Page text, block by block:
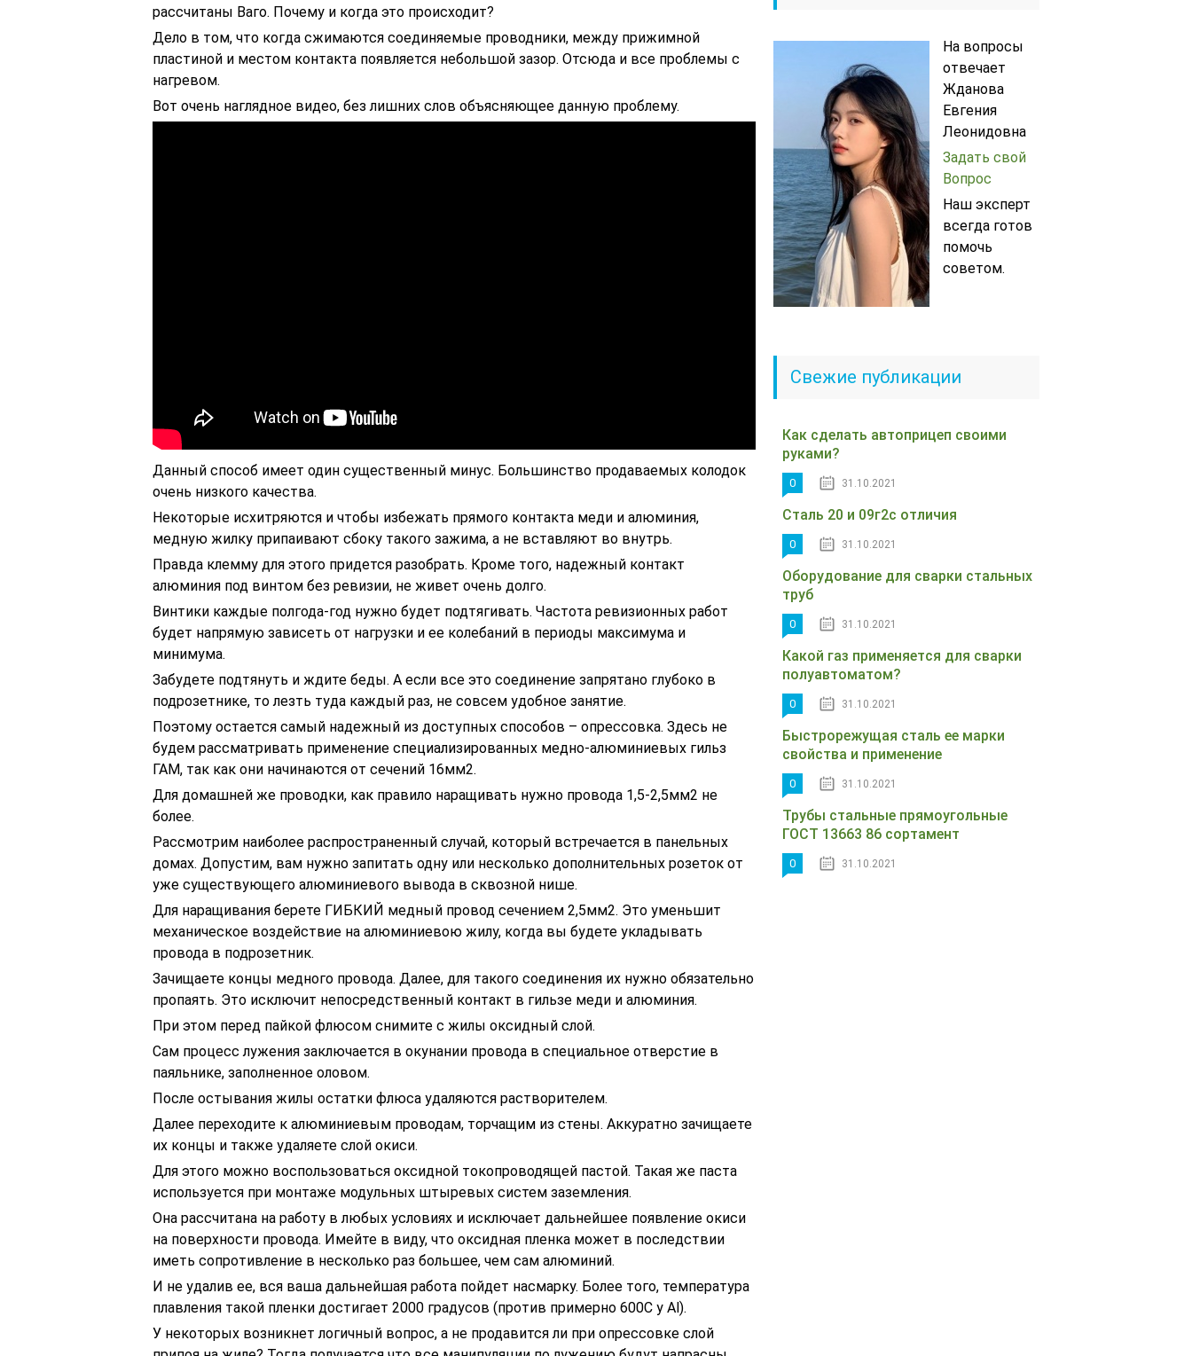
рассчитаны Ваго. Почему и когда это происходит?
Дело в том, что когда сжимаются соединяемые проводники, между прижимной
пластиной и местом контакта появляется небольшой зазор. Отсюда и все проблемы с
нагревом.
Вот очень наглядное видео, без лишних слов объясняющее данную проблему.
Данный способ имеет один существенный минус. Большинство продаваемых колодок
очень низкого качества.
Некоторые исхитряются и чтобы избежать прямого контакта меди и алюминия,
медную жилку припаивают сбоку такого зажима, а не вставляют во внутрь.
Правда клемму для этого придется разобрать. Кроме того, надежный контакт
алюминия под винтом без ревизии, не живет очень долго.
Винтики каждые полгода-год нужно будет подтягивать. Частота ревизионных работ
будет напрямую зависеть от нагрузки и ее колебаний в периоды максимума и
минимума.
Забудете подтянуть и ждите беды. А если все это соединение запрятано глубоко в
подрозетнике, то лезть туда каждый раз, не совсем удобное занятие.
Поэтому остается самый надежный из доступных способов – опрессовка. Здесь не
будем рассматривать применение специализированных медно-алюминиевых гильз
ГАМ, так как они начинаются от сечений 16мм2.
Для домашней же проводки, как правило наращивать нужно провода 1,5-2,5мм2 не
более.
Рассмотрим наиболее распространенный случай, который встречается в панельных
домах. Допустим, вам нужно запитать одну или несколько дополнительных розеток от
уже существующего алюминиевого вывода в сквозной нише.
Для наращивания берете ГИБКИЙ медный провод сечением 2,5мм2. Это уменьшит
механическое воздействие на алюминиевою жилу, когда вы будете укладывать
провода в подрозетник.
Зачищаете концы медного провода. Далее, для такого соединения их нужно обязательно
пропаять. Это исключит непосредственный контакт в гильзе меди и алюминия.
При этом перед пайкой флюсом снимите с жилы оксидный слой.
Сам процесс лужения заключается в окунании провода в специальное отверстие в
паяльнике, заполненное оловом.
После остывания жилы остатки флюса удаляются растворителем.
Далее переходите к алюминиевым проводам, торчащим из стены. Аккуратно зачищаете
их концы и также удаляете слой окиси.
Для этого можно воспользоваться оксидной токопроводящей пастой. Такая же паста
используется при монтаже модульных штыревых систем заземления.
Она рассчитана на работу в любых условиях и исключает дальнейшее появление окиси
на поверхности провода. Имейте в виду, что оксидная пленка может в последствии
иметь сопротивление в несколько раз большее, чем сам алюминий.
И не удалив ее, вся ваша дальнейшая работа пойдет насмарку. Более того, температура
плавления такой пленки достигает 2000 градусов (против примерно 600С у Al).
У некоторых возникнет логичный вопрос, а не продавится ли при опрессовке слой
На вопросы
отвечает
Жданова
Евгения
Леонидовна
Задать свой
Вопрос
Наш эксперт
всегда готов
помочь
советом.
Свежие публикации
Как сделать автоприцеп своими
руками?
0 31.10.2021
Сталь 20 и 09г2с отличия
0 31.10.2021
Оборудование для сварки стальных
труб
0 31.10.2021
Какой газ применяется для сварки
полуавтоматом?
0 31.10.2021
Быстрорежущая сталь ее марки
свойства и применение
0 31.10.2021
Трубы стальные прямоугольные
ГОСТ 13663 86 сортамент
0 31.10.2021